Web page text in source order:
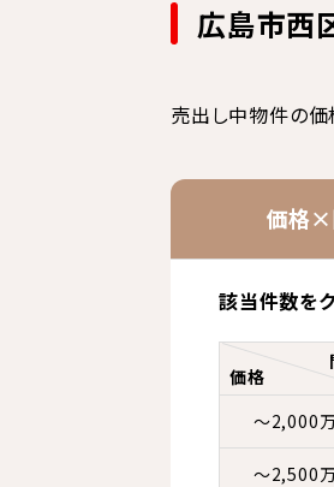
広島市西
売出し中物件の価
価格×
該当件数を
価格
～2,000
～2,500